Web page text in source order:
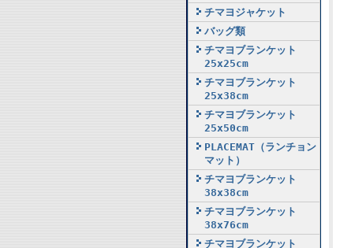
チマヨジャケット
バッグ類
チマヨブランケット
25x25cm
チマヨブランケット
25x38cm
チマヨブランケット
25x50cm
PLACEMAT（ランチョン
マット）
チマヨブランケット
38x38cm
チマヨブランケット
38x76cm
チマヨブランケット